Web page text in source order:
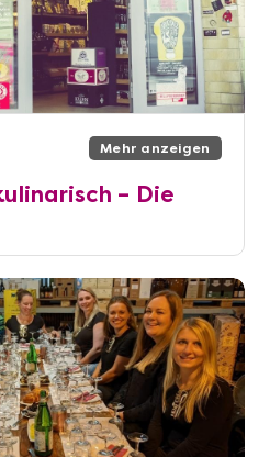
Mehr anzeigen
– Die